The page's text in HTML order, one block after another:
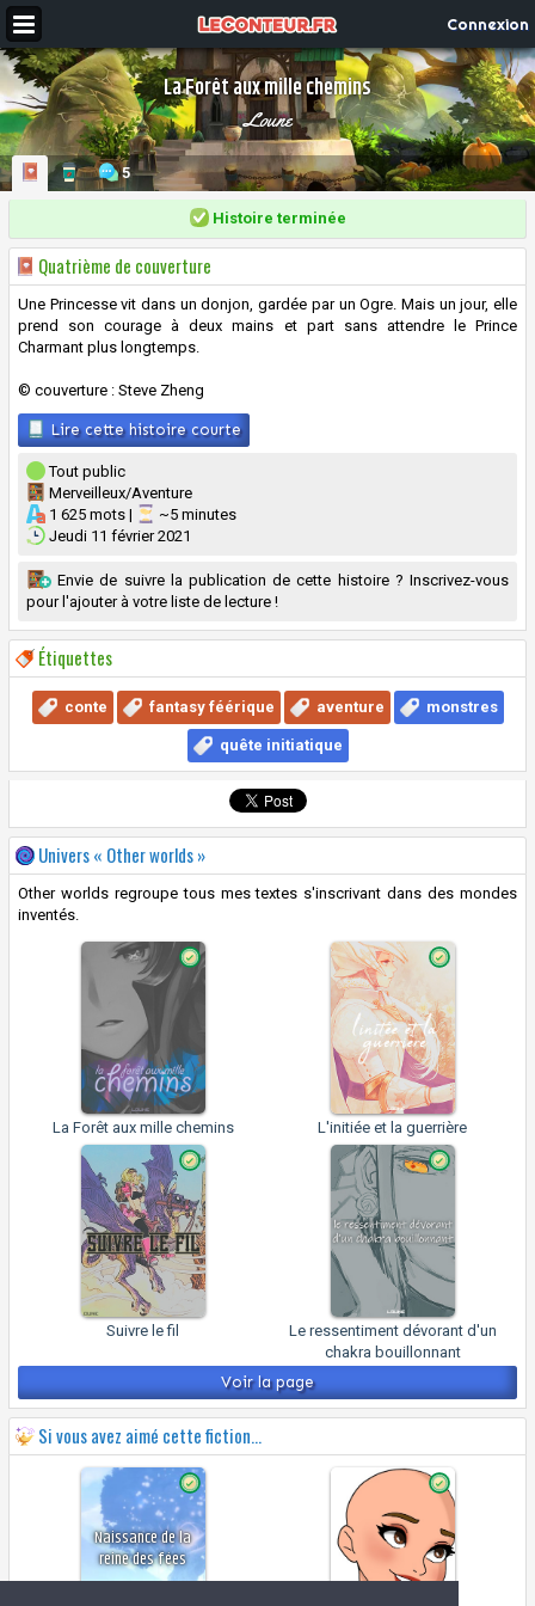
Connexion
La Forêt aux mille chemins
Loune
5
Histoire terminée
Quatrième de couverture
Une Princesse vit dans un donjon, gardée par un Ogre. Mais un jour, elle
prend son courage à deux mains et part sans attendre le Prince
Charmant plus longtemps.
© couverture : Steve Zheng
Lire cette histoire courte
Tout public
Merveilleux/Aventure
1 625 mots |
~5 minutes
Jeudi 11 février 2021
Envie de suivre la publication de cette histoire ? Inscrivez-vous
pour l'ajouter à votre liste de lecture !
Étiquettes
conte fantasy féérique aventure monstres
quête initiatique
Univers « Other worlds »
Other worlds regroupe tous mes textes s'inscrivant dans des mondes
inventés.
La Forêt aux mille chemins L'initiée et la guerrière
Suivre le fil
Le ressentiment dévorant d'un
chakra bouillonnant
Voir la page
Si vous avez aimé cette fiction...
Naissance de la
reine des fées